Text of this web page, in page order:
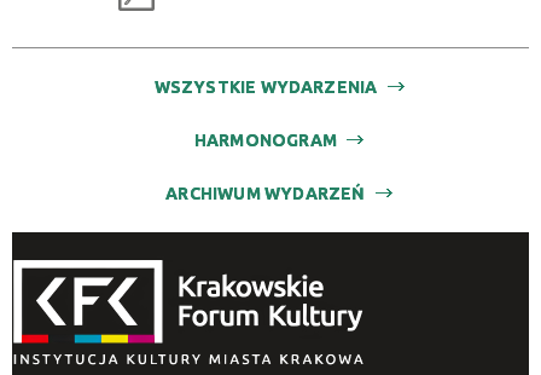
WSZYSTKIE WYDARZENIA
HARMONOGRAM
ARCHIWUM WYDARZEŃ